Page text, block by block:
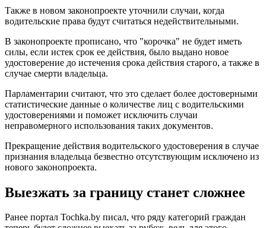
Также в новом законопроекте уточнили случаи, когда
водительские права будут считаться недействительными.
В законопроекте прописано, что "корочка" не будет иметь
силы, если истек срок ее действия, было выдано новое
удостоверение до истечения срока действия старого, а также в
случае смерти владельца.
Парламентарии считают, что это сделает более достоверными
статистические данные о количестве лиц с водительскими
удостоверениями и поможет исключить случаи
неправомерного использования таких документов.
Прекращение действия водительского удостоверения в случае
признания владельца безвестно отсутствующим исключено из
нового законопроекта.
Выезжать за границу станет сложнее
Ранее портал Tochka.by писал, что ряду категорий граждан